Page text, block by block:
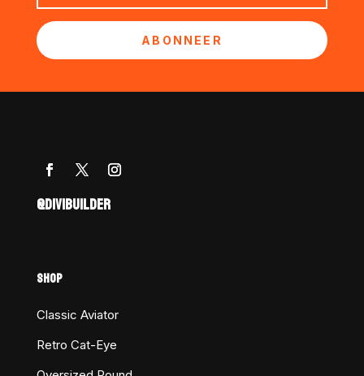
ABONNEER
@DIVIBUILDER
SHOP
Classic Aviator
Retro Cat-Eye